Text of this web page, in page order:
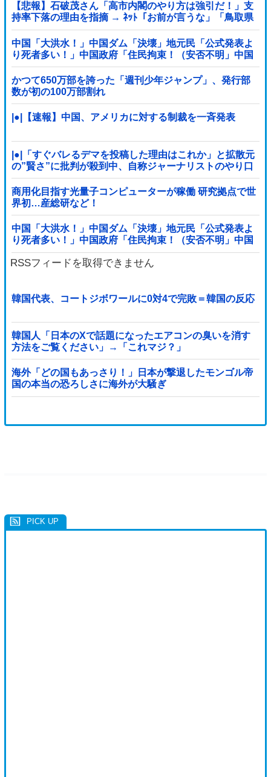
【悲報】石破茂さん「高市内閣のやり方は強引だ！」支
持率下落の理由を指摘 → ﾈｯﾄ「お前が言うな」「鳥取県
だけ減税無しで！」 ｗｗｗｗｗｗｗｗｗｗｗｗｗｗ
中国「大洪水！」中国ダム「決壊」地元民「公式発表よ
り死者多い！」中国政府「住民拘束！（安否不明」中国
当局「救助隊動画も削除」台風13号「三峡ダム接近中」
→
かつて650万部を誇った「週刊少年ジャンプ」、発行部
数が初の100万部割れ
|●|【速報】中国、アメリカに対する制裁を一斉発表
|●|「すぐバレるデマを投稿した理由はこれか」と拡散元
の”賢さ”に批判が殺到中、自称ジャーナリストのやり口
というのが……
商用化目指す光量子コンピューターが稼働 研究拠点で世
界初…産総研など！
中国「大洪水！」中国ダム「決壊」地元民「公式発表よ
り死者多い！」中国政府「住民拘束！（安否不明」中国
当局「救助隊動画も削除」台風13号「三峡ﾀﾞ...
RSSフィードを取得できません
韓国代表、コートジボワールに0対4で完敗＝韓国の反応
韓国人「日本のXで話題になったエアコンの臭いを消す
方法をご覧ください」→「これマジ？」
海外「どの国もあっさり！」日本が撃退したモンゴル帝
国の本当の恐ろしさに海外が大騒ぎ